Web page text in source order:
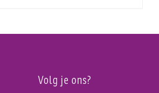
Volg je ons?